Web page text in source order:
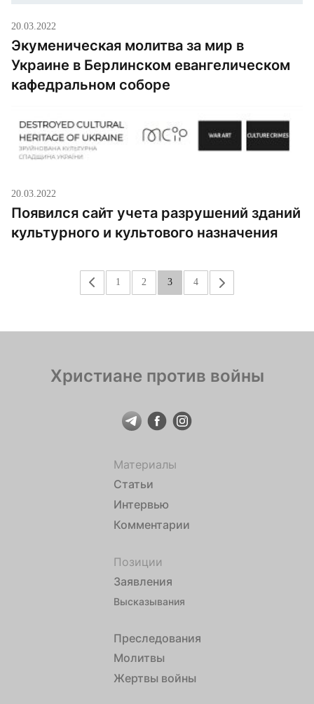
20.03.2022
Экуменическая молитва за мир в
Украине в Берлинском евангелическом
кафедральном соборе
20.03.2022
Появился сайт учета разрушений зданий
культурного и культового назначения
« 1 2 3 4 »
Христиане против войны
Материалы
Статьи
Интервью
Комментарии
Позиции
Заявления
Высказывания
Преследования
Молитвы
Жертвы войны